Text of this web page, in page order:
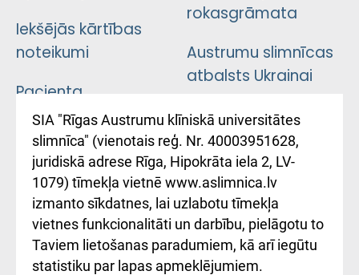
Iekšējās kārtības
noteikumi
Pacienta
atsauksmju/sūdzību
iesniegšanas
kārtība
Kā pie mums nokļūt
Rēķinu apmaksas
ceļvedis
rokasgrāmata
Austrumu slimnīcas
atbalsts Ukrainai
Підтримка Східної
лікарні та співпраця з
Україною
SIA "Rīgas Austrumu klīniskā universitātes
slimnīca" (vienotais reģ. Nr. 40003951628,
juridiskā adrese Rīga, Hipokrāta iela 2, LV-
1079) tīmekļa vietnē www.aslimnica.lv
izmanto sīkdatnes, lai uzlabotu tīmekļa
vietnes funkcionalitāti un darbību, pielāgotu to
Taviem lietošanas paradumiem, kā arī iegūtu
statistiku par lapas apmeklējumiem.